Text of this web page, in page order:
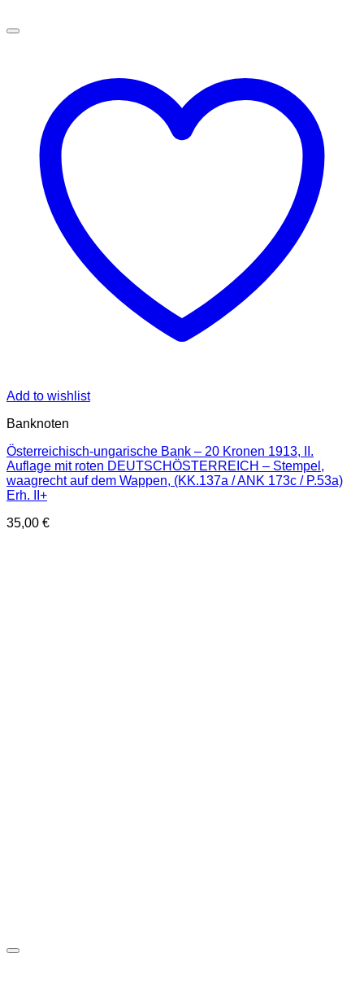
Add to wishlist
Banknoten
Österreichisch-ungarische Bank – 20 Kronen 1913, II.
Auflage mit roten DEUTSCHÖSTERREICH – Stempel,
waagrecht auf dem Wappen, (KK.137a / ANK 173c / P.53a)
Erh. II+
35,00 €